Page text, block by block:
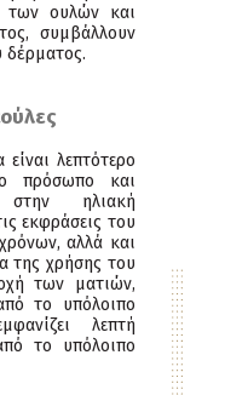
των ουλών και
συμβάλλουν
δέρματος.
λεπτότερο
πρόσωπο και
στην ηλιακή
εκφράσεις του
αλλά και
της χρήσης του
των ματιών,
το υπόλοιπο
λεπτή
το υπόλοιπο